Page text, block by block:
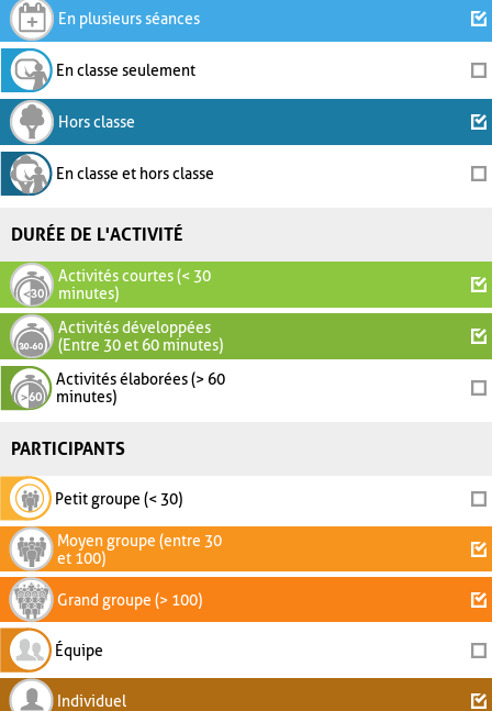
En plusieurs séances
En classe seulement
Hors classe
En classe et hors classe
DURÉE DE L'ACTIVITÉ
Activités courtes (< 30
minutes)
Activités développées
(Entre 30 et 60 minutes)
Activités élaborées (> 60
minutes)
PARTICIPANTS
Petit groupe (< 30)
Moyen groupe (entre 30
et 100)
Grand groupe (> 100)
Équipe
Individuel